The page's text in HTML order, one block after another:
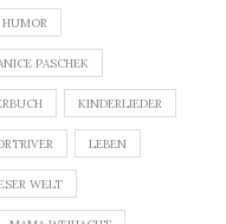
HUMOR
PASCHEK
KINDERLIEDER
LEBEN
WELT